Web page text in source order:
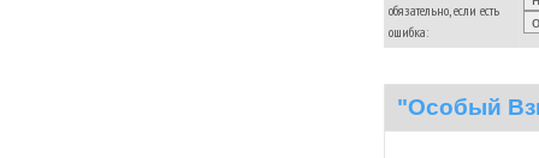
обязательно, если есть
ошибка:
"Особый